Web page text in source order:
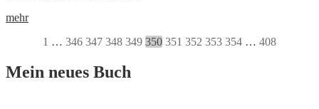
mehr
1 … 346 347 348 349 350 351 352 353 354 … 408
Mein neues Buch